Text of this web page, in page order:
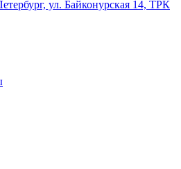
ул. Байконурская 14, ТРК